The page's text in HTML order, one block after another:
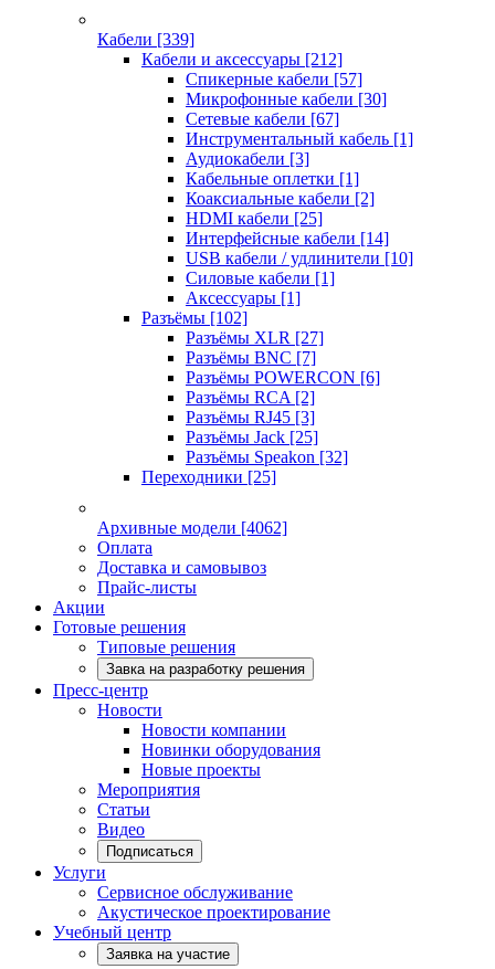
Кабели [339]
Кабели и аксессуары [212]
Спикерные кабели [57]
Микрофонные кабели [30]
Сетевые кабели [67]
Инструментальный кабель [1]
Аудиокабели [3]
Кабельные оплетки [1]
Коаксиальные кабели [2]
HDMI кабели [25]
Интерфейсные кабели [14]
USB кабели / удлинители [10]
Силовые кабели [1]
Аксессуары [1]
Разъёмы [102]
Разъёмы XLR [27]
Разъёмы BNC [7]
Разъёмы POWERCON [6]
Разъёмы RCA [2]
Разъёмы RJ45 [3]
Разъёмы Jack [25]
Разъёмы Speakon [32]
Переходники [25]
Архивные модели [4062]
Оплата
Доставка и самовывоз
Прайс-листы
Акции
Готовые решения
Типовые решения
Завка на разработку решения
Пресс-центр
Новости
Новости компании
Новинки оборудования
Новые проекты
Мероприятия
Статьи
Видео
Подписаться
Услуги
Сервисное обслуживание
Акустическое проектирование
Учебный центр
Заявка на участие